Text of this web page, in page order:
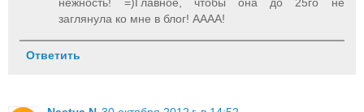
заглянула ко мне в блог! АААА!
Ответить